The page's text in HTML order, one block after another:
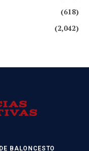
(618)
(2,042)
BALONCESTO